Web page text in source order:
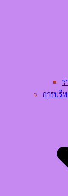
ร
การบริ